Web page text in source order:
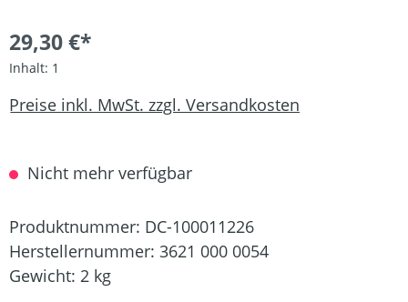
29,30 €*
Inhalt: 1
Preise inkl. MwSt. zzgl. Versandkosten
Nicht mehr verfügbar
Produktnummer: DC-100011226
Herstellernummer: 3621 000 0054
Gewicht: 2 kg